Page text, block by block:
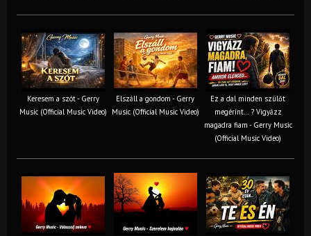
Keresem a szót - Gerry
Music (Official Music Video)
Elszáll a gondom - Gerry
Music (Official Music Video)
Ez a dal minden szülőt
megérint… ? Vigyázz
magadra fiam - Gerry Music
(Official Music Video)